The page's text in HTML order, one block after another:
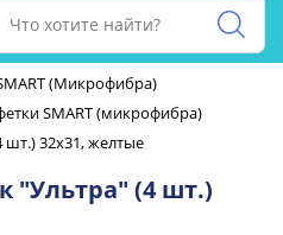
(Микрофибра)
SMART (микрофибра)
шт.) 32х31, желтые
"Ультра" (4 шт.)